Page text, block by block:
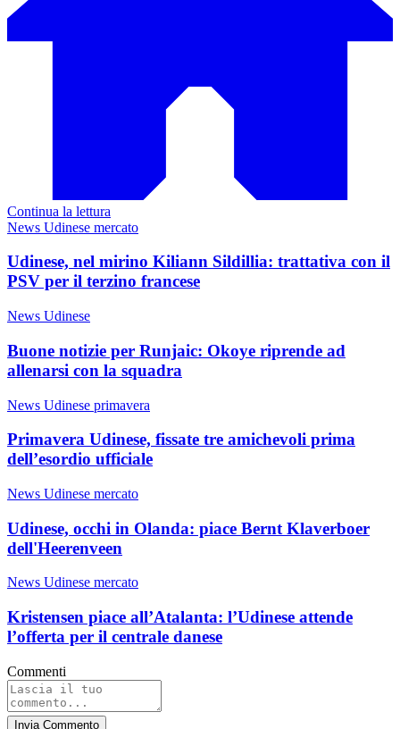
Continua la lettura
News Udinese mercato
Udinese, nel mirino Kiliann Sildillia: trattativa con il
PSV per il terzino francese
News Udinese
Buone notizie per Runjaic: Okoye riprende ad
allenarsi con la squadra
News Udinese primavera
Primavera Udinese, fissate tre amichevoli prima
dell’esordio ufficiale
News Udinese mercato
Udinese, occhi in Olanda: piace Bernt Klaverboer
dell'Heerenveen
News Udinese mercato
Kristensen piace all’Atalanta: l’Udinese attende
l’offerta per il centrale danese
Commenti
Invia Commento